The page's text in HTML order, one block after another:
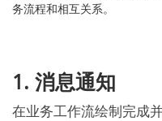
务流程和相互关系。
1. 消息通知
在业务工作流绘制完成